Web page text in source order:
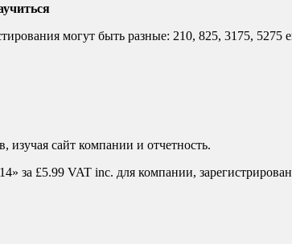
могут быть разные: 210, 825, 3175, 5275
изучая сайт компании и отчетность.
за £5.99 VAT inc. для компании,